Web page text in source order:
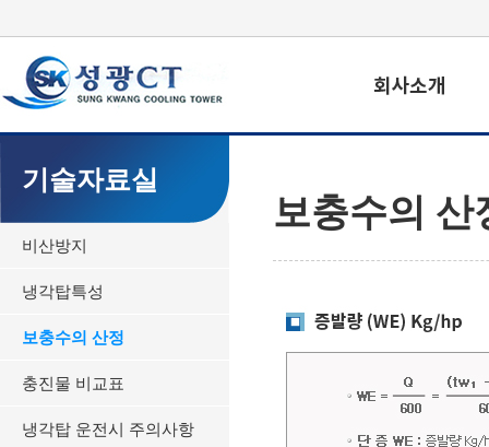
기술자료실
비산방지
냉각탑특성
보충수의 산정
충진물 비교표
냉각탑 운전시 주의사항
보충수의 산